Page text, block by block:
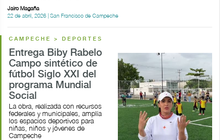
Jairo Magaña
22 de abril, 2026 | San Francisco de Campeche
CAMPECHE > DEPORTES
Entrega Biby Rabelo
Campo sintético de
fútbol Siglo XXI del
programa Mundial
Social
La obra, realizada con recursos
federales y municipales, amplía
los espacios deportivos para
niñas, niños y jóvenes de
Campeche